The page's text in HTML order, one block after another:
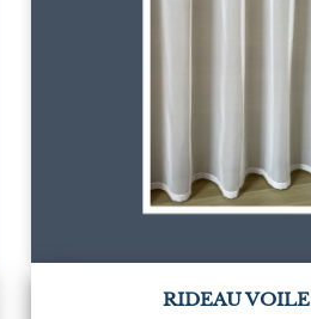
RIDEAU VOILE